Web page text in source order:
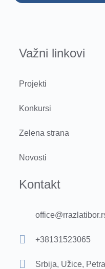
Važni linkovi
Projekti
Konkursi
Zelena strana
Novosti
Kontakt
+38131523065
Srbija, Užice,